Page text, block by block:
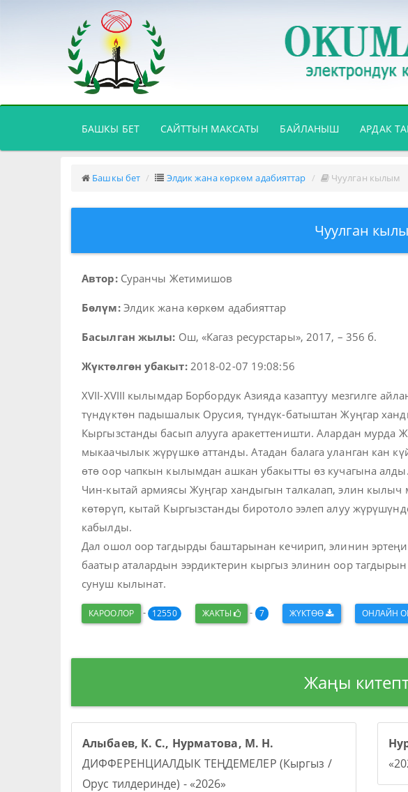
БАШКЫ БЕТ(CURRENT)
САЙТТЫН МАКСАТЫ БАЙЛАНЫШ АРДАК
Башкы бет Элдик жана көркөм адабияттар Чуулган кылым
Чуулган
Автор:Суранчы Жетимишов
Бөлүм:Элдик жана көркөм адабияттар
Басылган жылы: Ош, «Кагаз ресурстары», 2017, – 356 б.
Жүктөлгөн убакыт:2018-02-07 19:08:56
XVII-XVIII кылымдар Борбордук Азияда казаптуу мезгилге
түндүктөн падышалык Орусия, түндүк-батыштан Жуңгар
Кыргызстанды басып алууга аракеттеништи. Алардан мурда
мыкаачылык жүрүшкө аттанды. Атадан балага уланган кан
өтө оор чапкын кылымдан ашкан убакытты өз кучагына алды.
Чин-кытай армиясы Жуңгар хандыгын талкалап, элин кылыч
көтөрүп, кытай Кыргызстанды биротоло ээлеп алуу
кабылды.
Дал ошол оор тагдырды баштарынан кечирип, элинин
баатыр аталардын ээрдиктерин кыргыз элинин оор
сунуш кылынат.
КАРООЛОР - 12550 ЖАКТЫ - 7 ЖҮКТӨӨ ОНЛАЙН
Жаңы
Алыбаев, К. С., Нурматова, М. Н.
ДИФФЕРЕНЦИАЛДЫК ТЕҢДЕМЕЛЕР (Кыргыз /
Орус тилдеринде) - «2026»